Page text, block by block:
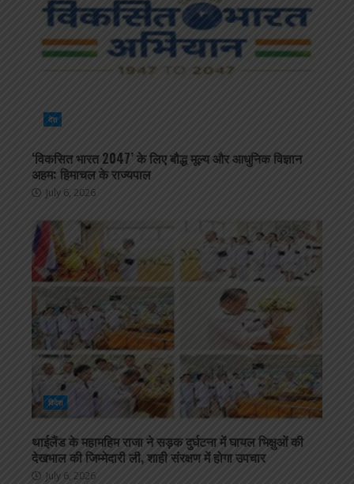
देश
‘विकसित भारत 2047’ के लिए बौद्ध मूल्य और आधुनिक विज्ञान
अहम: हिमाचल के राज्यपाल
July 6, 2026
विदेश
थाईलैंड के महामहिम राजा ने सड़क दुर्घटना में घायल भिक्षुओं की
देखभाल की जिम्मेदारी ली, शाही संरक्षण में होगा उपचार
July 6, 2026